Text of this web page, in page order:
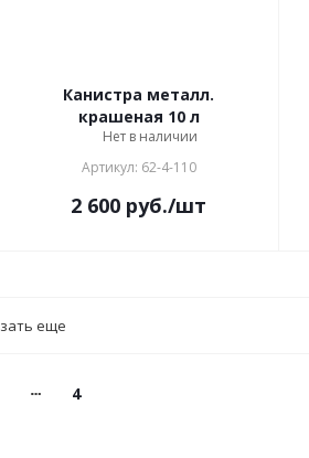
Канистра металл.
крашеная 10 л
Нет в наличии
Артикул: 62-4-110
2 600 руб./шт
еще
4